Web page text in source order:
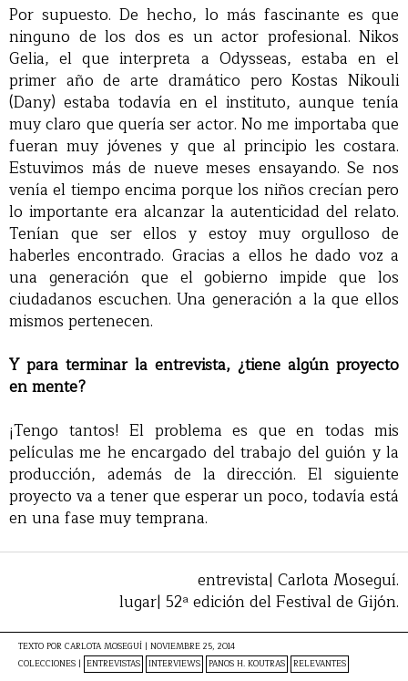
Por supuesto. De hecho, lo más fascinante es que
ninguno de los dos es un actor profesional. Nikos
Gelia, el que interpreta a Odysseas, estaba en el
primer año de arte dramático pero Kostas Nikouli
(Dany) estaba todavía en el instituto, aunque tenía
muy claro que quería ser actor. No me importaba que
fueran muy jóvenes y que al principio les costara.
Estuvimos más de nueve meses ensayando. Se nos
venía el tiempo encima porque los niños crecían pero
lo importante era alcanzar la autenticidad del relato.
Tenían que ser ellos y estoy muy orgulloso de
haberles encontrado. Gracias a ellos he dado voz a
una generación que el gobierno impide que los
ciudadanos escuchen. Una generación a la que ellos
mismos pertenecen.
Y para terminar la entrevista, ¿tiene algún proyecto
en mente?
¡Tengo tantos! El problema es que en todas mis
películas me he encargado del trabajo del guión y la
producción, además de la dirección. El siguiente
proyecto va a tener que esperar un poco, todavía está
en una fase muy temprana.
entrevista| Carlota Moseguí.
lugar| 52ª edición del Festival de Gijón.
TEXTO POR CARLOTA MOSEGUÍ | NOVIEMBRE 25, 2014
COLECCIONES | ENTREVISTAS INTERVIEWS PANOS H. KOUTRAS RELEVANTES